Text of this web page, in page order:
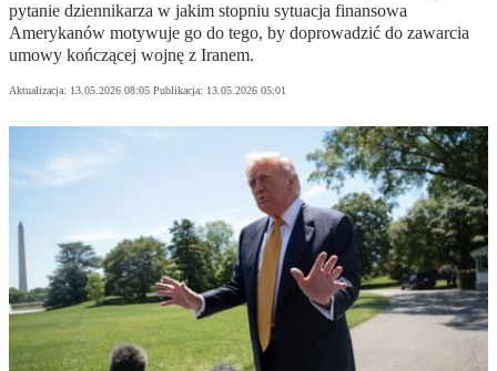
pytanie dziennikarza w jakim stopniu sytuacja finansowa
Amerykanów motywuje go do tego, by doprowadzić do zawarcia
umowy kończącej wojnę z Iranem.
Aktualizacja: 13.05.2026 08:05 Publikacja: 13.05.2026 05:01